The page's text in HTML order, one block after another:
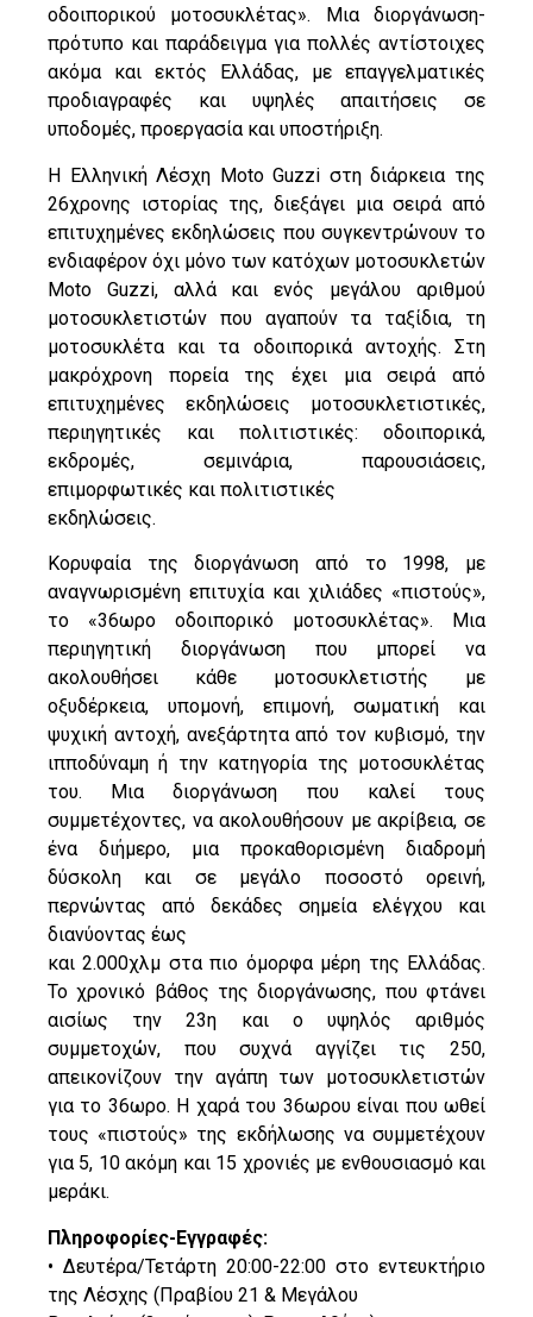
οδοιπορικού μοτοσυκλέτας». Μια διοργάνωση-
πρότυπο και παράδειγμα για πολλές αντίστοιχες
ακόμα και εκτός Ελλάδας, με επαγγελματικές
προδιαγραφές και υψηλές απαιτήσεις σε
υποδομές, προεργασία και υποστήριξη.
Η Ελληνική Λέσχη Moto Guzzi στη διάρκεια της
26χρονης ιστορίας της, διεξάγει μια σειρά από
επιτυχημένες εκδηλώσεις που συγκεντρώνουν το
ενδιαφέρον όχι μόνο των κατόχων μοτοσυκλετών
Moto Guzzi, αλλά και ενός μεγάλου αριθμού
μοτοσυκλετιστών που αγαπούν τα ταξίδια, τη
μοτοσυκλέτα και τα οδοιπορικά αντοχής. Στη
μακρόχρονη πορεία της έχει μια σειρά από
επιτυχημένες εκδηλώσεις μοτοσυκλετιστικές,
περιηγητικές και πολιτιστικές: οδοιπορικά,
εκδρομές, σεμινάρια, παρουσιάσεις,
επιμορφωτικές και πολιτιστικές
εκδηλώσεις.
Κορυφαία της διοργάνωση από το 1998, με
αναγνωρισμένη επιτυχία και χιλιάδες «πιστούς»,
το «36ωρο οδοιπορικό μοτοσυκλέτας». Μια
περιηγητική διοργάνωση που μπορεί να
ακολουθήσει κάθε μοτοσυκλετιστής με
οξυδέρκεια, υπομονή, επιμονή, σωματική και
ψυχική αντοχή, ανεξάρτητα από τον κυβισμό, την
ιπποδύναμη ή την κατηγορία της μοτοσυκλέτας
του. Μια διοργάνωση που καλεί τους
συμμετέχοντες, να ακολουθήσουν με ακρίβεια, σε
ένα διήμερο, μια προκαθορισμένη διαδρομή
δύσκολη και σε μεγάλο ποσοστό ορεινή,
περνώντας από δεκάδες σημεία ελέγχου και
διανύοντας έως
και 2.000χλμ στα πιο όμορφα μέρη της Ελλάδας.
Το χρονικό βάθος της διοργάνωσης, που φτάνει
αισίως την 23η και ο υψηλός αριθμός
συμμετοχών, που συχνά αγγίζει τις 250,
απεικονίζουν την αγάπη των μοτοσυκλετιστών
για το 36ωρο. Η χαρά του 36ωρου είναι που ωθεί
τους «πιστούς» της εκδήλωσης να συμμετέχουν
για 5, 10 ακόμη και 15 χρονιές με ενθουσιασμό και
μεράκι.
Πληροφορίες-Εγγραφές:
• Δευτέρα/Τετάρτη 20:00-22:00 στο εντευκτήριο
της Λέσχης (Πραβίου 21 & Μεγάλου